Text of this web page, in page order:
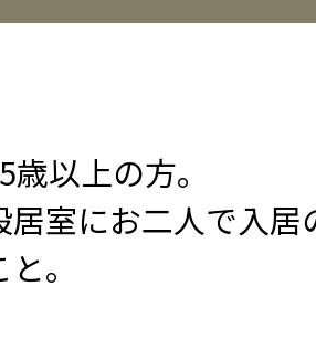
以上の方。
室にお二人で入居
。